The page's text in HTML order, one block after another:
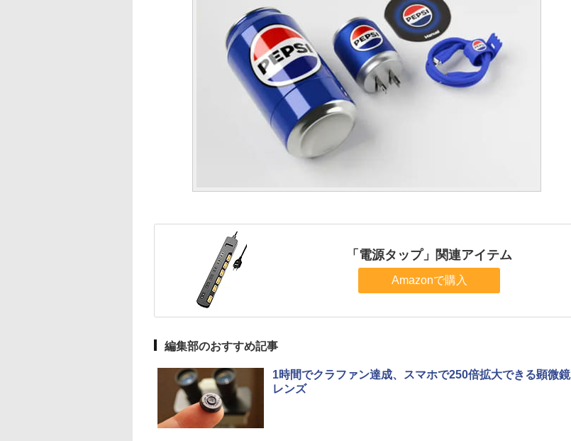
「電源タップ」関連アイテム
Amazonで購入
編集部のおすすめ記事
1時間でクラファン達成、スマホで250倍拡大できる顕微鏡
レンズ